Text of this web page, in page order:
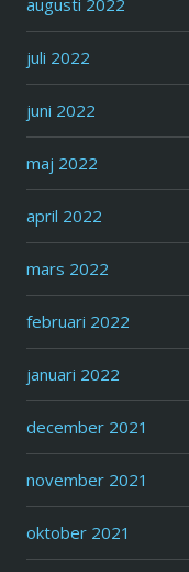
augusti 2022
juli 2022
juni 2022
maj 2022
april 2022
mars 2022
februari 2022
januari 2022
december 2021
november 2021
oktober 2021